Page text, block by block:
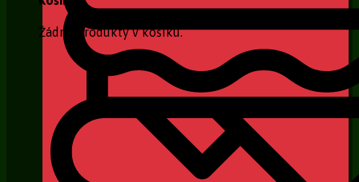
Žádné produkty v košíku.